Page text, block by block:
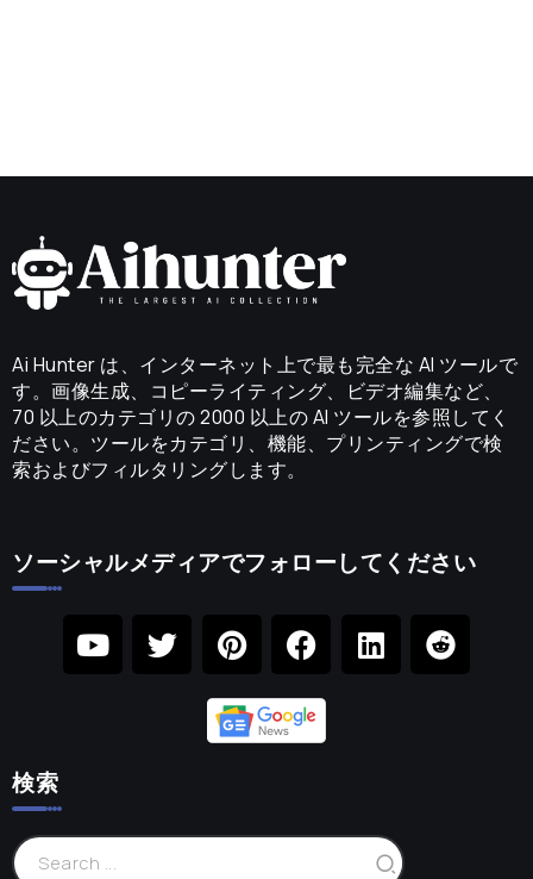
Ai Hunter は、インターネット上で最も完全な AI ツールで
す。画像生成、コピーライティング、ビデオ編集など、
70 以上のカテゴリの 2000 以上の AI ツールを参照してく
ださい。ツールをカテゴリ、機能、プリンティングで検
索およびフィルタリングします。
ソーシャルメディアでフォローしてください
検索